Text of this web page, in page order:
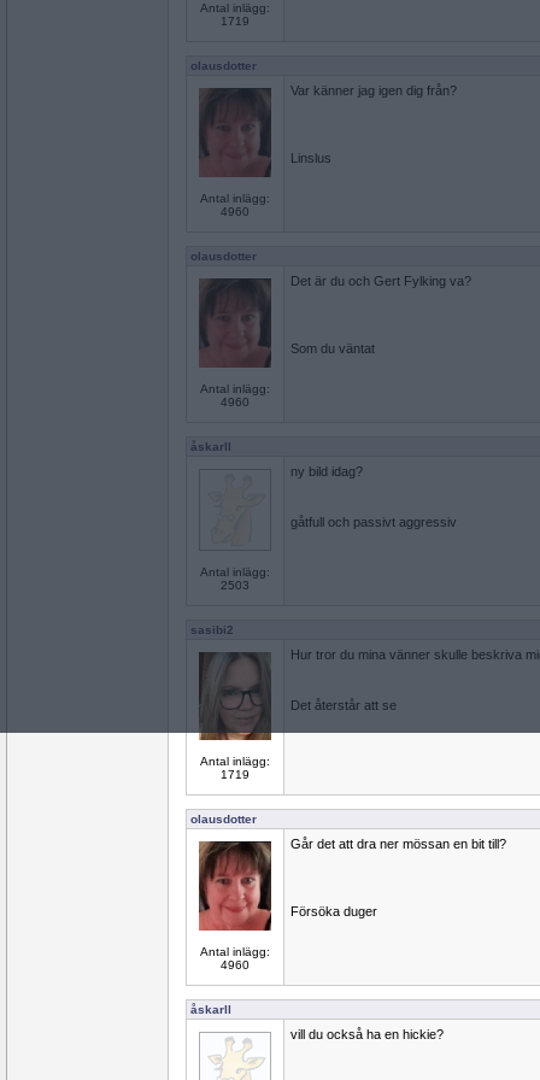
Antal inlägg:
1719
olausdotter
Antal inlägg:
4960
Var känner jag igen dig från?
Linslus
olausdotter
Antal inlägg:
4960
Det är du och Gert Fylking va?
Som du väntat
åskarll
Antal inlägg:
2503
ny bild idag?
gåtfull och passivt aggressiv
sasibi2
Antal inlägg:
1719
Hur tror du mina vänner skulle beskriva
Det återstår att se
olausdotter
Antal inlägg:
4960
Går det att dra ner mössan en bit till?
Försöka duger
åskarll
vill du också ha en hickie?